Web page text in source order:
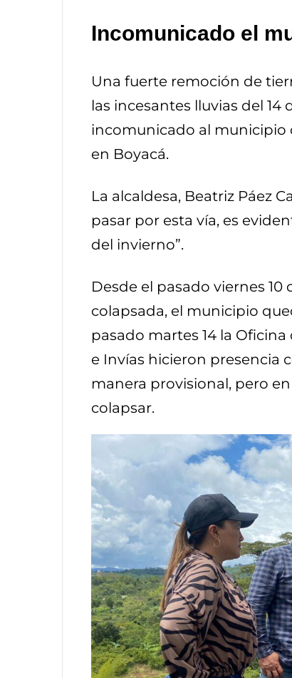
Incomunicado el
Una fuerte remoción de
las incesantes lluvias del
incomunicado al municipio
en Boyacá.
La alcaldesa, Beatriz Páez
pasar por esta vía, es
del invierno”.
Desde el pasado viernes
colapsada, el municipio
pasado martes 14 la
e Invías hicieron presencia
manera provisional, pero
colapsar.